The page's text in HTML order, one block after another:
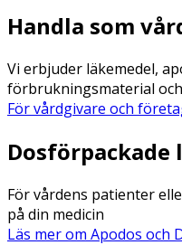
Handla som
Vi erbjuder läkemedel,
förbrukningsmaterial
För vårdgivare och
Dosförpackade
För vårdens patienter
på din medicin
Läs mer om Apodos och